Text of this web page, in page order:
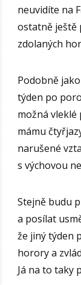
neuvidíte na
ostatně ještě
zdolaných
Podobně
týden po
možná vleklé
mámu
narušené
s výchovou
Stejně budu
a posílat
že jiný týden
horory a
Já na to taky